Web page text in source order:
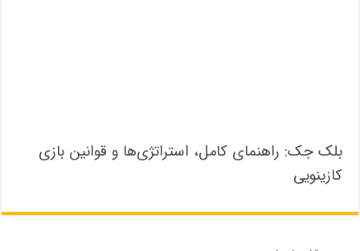
بلک جک: راهنمای کامل، استراتژی‌ها و قوانین بازی
کازینویی